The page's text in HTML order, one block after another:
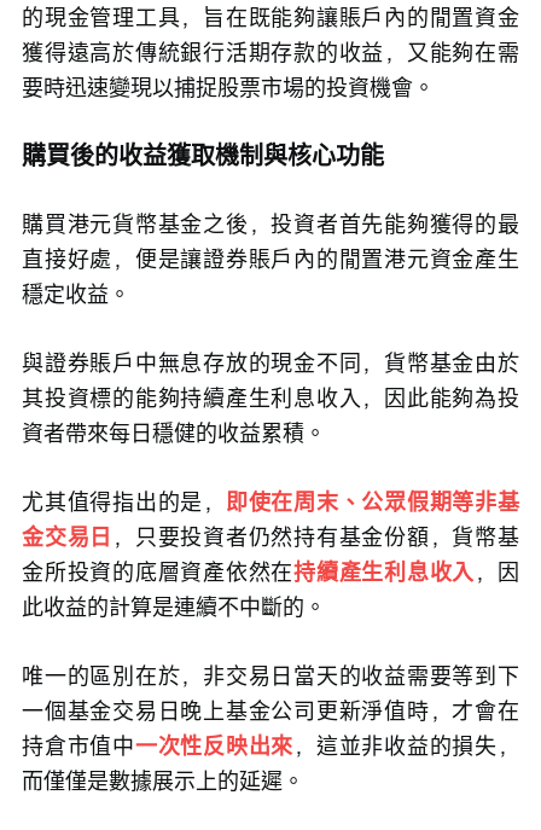
的現金管理工具，旨在既能夠讓賬戶內的閒置資金
獲得遠高於傳統銀行活期存款的收益，又能夠在需
要時迅速變現以捕捉股票市場的投資機會。
購買後的收益獲取機制與核心功能
購買港元貨幣基金之後，投資者首先能夠獲得的最
直接好處，便是讓證券賬戶內的閒置港元資金產生
穩定收益。
與證券賬戶中無息存放的現金不同，貨幣基金由於
其投資標的能夠持續產生利息收入，因此能夠為投
資者帶來每日穩健的收益累積。
尤其值得指出的是， 即使在周末、公眾假期等非基
金交易日 ，只要投資者仍然持有基金份額，貨幣基
金所投資的底層資產依然在持續產生利息收入，因
此收益的計算是連續不中斷的。
唯一的區別在於，非交易日當天的收益需要等到下
一個基金交易日晚上基金公司更新淨值時，才會在
持倉市值中一次性反映出來，這並非收益的損失，
而僅僅是數據展示上的延遲。